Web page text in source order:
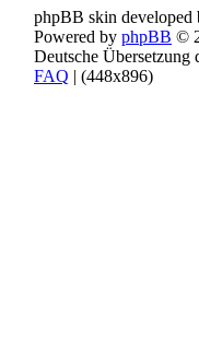
phpBB skin developed
Powered by phpBB ©
Deutsche Übersetzung
FAQ | (448x896)